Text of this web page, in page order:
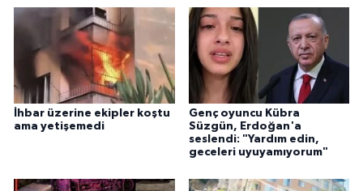
İhbar üzerine ekipler koştu
ama yetişemedi
Genç oyuncu Kübra
Süzgün, Erdoğan'a
seslendi: "Yardım edin,
geceleri uyuyamıyorum"